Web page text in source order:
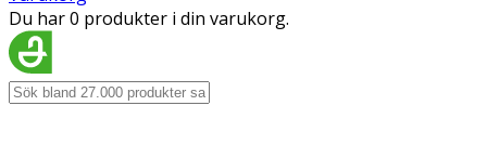
Du har 0 produkter i din varukorg.